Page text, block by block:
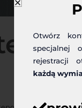
Otwórz
specjalnej
rejestracji
każdą